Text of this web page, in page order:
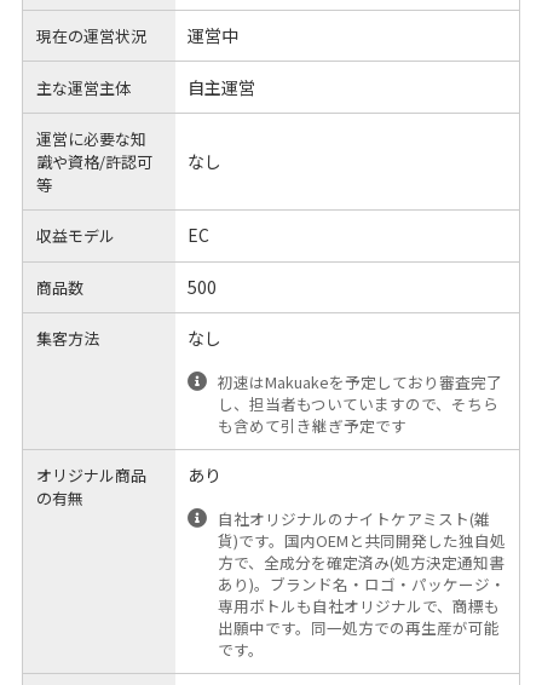
現在の運営状況 運営中
主な運営主体 自主運営
運営に必要な知
識や資格/許認可
等
なし
収益モデル EC
商品数 500
集客方法 なし
初速はMakuakeを予定しており審査完了
し、担当者もついていますので、そちら
も含めて引き継ぎ予定です
オリジナル商品
の有無
あり
自社オリジナルのナイトケアミスト(雑
貨)です。国内OEMと共同開発した独自処
方で、全成分を確定済み(処方決定通知書
あり)。ブランド名・ロゴ・パッケージ・
専用ボトルも自社オリジナルで、商標も
出願中です。同一処方での再生産が可能
です。